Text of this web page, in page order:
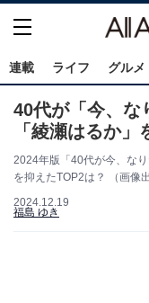
連載 ライフ グルメ
40代が「今、な
「綾瀬はるか」
2024年版「40代が今、な
を抑えたTOP2は？ （画像
2024.12.19
福島 ゆき